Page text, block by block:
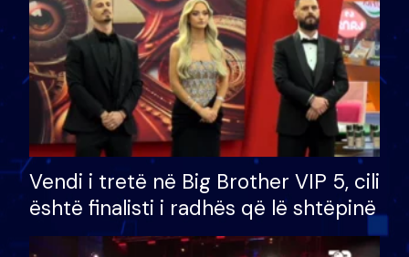
Vendi i tretë në Big Brother VIP 5, cili
është finalisti i radhës që lë shtëpinë